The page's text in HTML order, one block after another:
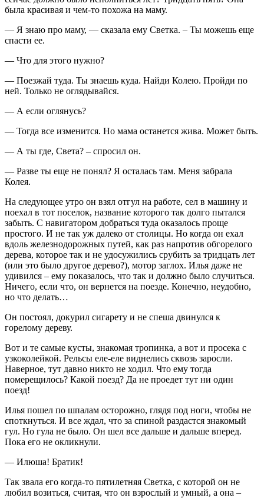
была красивая и чем-то похожа на маму.
— Я знаю про маму, — сказала ему Светка. – Ты можешь еще
спасти ее.
— Что для этого нужно?
— Поезжай туда. Ты знаешь куда. Найди Колею. Пройди по
ней. Только не оглядывайся.
— А если оглянусь?
— Тогда все изменится. Но мама останется жива. Может быть.
— А ты где, Света? – спросил он.
— Разве ты еще не понял? Я осталась там. Меня забрала
Колея.
На следующее утро он взял отгул на работе, сел в машину и
поехал в тот поселок, название которого так долго пытался
забыть. С навигатором добраться туда оказалось проще
простого. И не так уж далеко от столицы. Но когда он ехал
вдоль железнодорожных путей, как раз напротив обгорелого
дерева, которое так и не удосужились срубить за тридцать лет
(или это было другое дерево?), мотор заглох. Илья даже не
удивился – ему показалось, что так и должно было случиться.
Ничего, если что, он вернется на поезде. Конечно, неудобно,
но что делать…
Он постоял, докурил сигарету и не спеша двинулся к
горелому дереву.
Вот и те самые кусты, знакомая тропинка, а вот и просека с
узкоколейкой. Рельсы еле-еле виднелись сквозь заросли.
Наверное, тут давно никто не ходил. Что ему тогда
померещилось? Какой поезд? Да не проедет тут ни один
поезд!
Илья пошел по шпалам осторожно, глядя под ноги, чтобы не
споткнуться. И все ждал, что за спиной раздастся знакомый
гул. Но гула не было. Он шел все дальше и дальше вперед.
Пока его не окликнули.
— Илюша! Братик!
Так звала его когда-то пятилетняя Светка, с которой он не
любил возиться, считая, что он взрослый и умный, а она –